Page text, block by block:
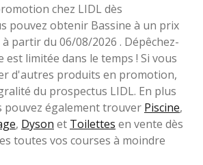
chez LIDL dès
pouvez obtenir Bassine à un prix
partir du 06/08/2026 . Dépêchez-
est limitée dans le temps ! Si vous
d'autres produits en promotion,
du prospectus LIDL. En plus
pouvez également trouver Piscine,
, Dyson et Toilettes en vente dès
toutes vos courses à moindre